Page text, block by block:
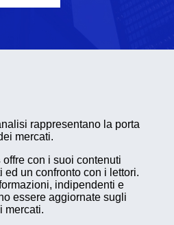
rappresentano la porta
mercati.
offre con i suoi contenuti
ed un confronto con i lettori.
indipendenti e
essere aggiornate sugli
mercati.